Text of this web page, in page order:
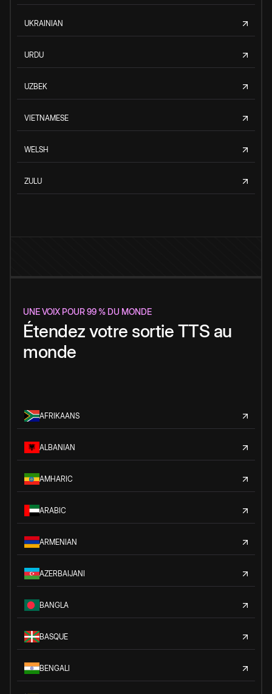
UKRAINIAN
URDU
UZBEK
VIETNAMESE
WELSH
ZULU
UNE VOIX POUR 99 % DU MONDE
Étendez votre sortie TTS au
monde
AFRIKAANS
ALBANIAN
AMHARIC
ARABIC
ARMENIAN
AZERBAIJANI
BANGLA
BASQUE
BENGALI